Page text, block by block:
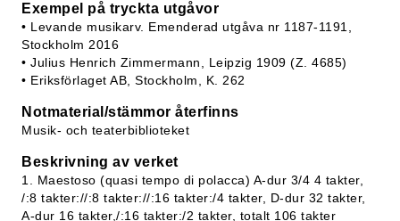
Exempel på tryckta utgåvor
• Levande musikarv. Emenderad utgåva nr 1187-1191,
Stockholm 2016
• Julius Henrich Zimmermann, Leipzig 1909 (Z. 4685)
• Eriksförlaget AB, Stockholm, K. 262
Notmaterial/stämmor återfinns
Musik- och teaterbiblioteket
Beskrivning av verket
1. Maestoso (quasi tempo di polacca) A-dur 3/4 4 takter,
/:8 takter://:8 takter://:16 takter:/4 takter, D-dur 32 takter,
A-dur 16 takter,/:16 takter:/2 takter, totalt 106 takter